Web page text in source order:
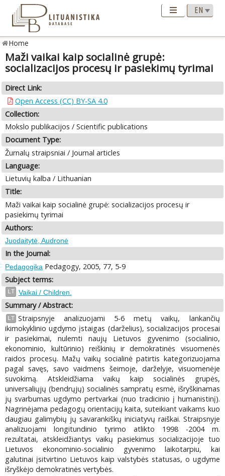
Home
Maži vaikai kaip socialinė grupė:
socializacijos procesų ir pasiekimų tyrimai
Direct Link:
Open Access (CC) BY-SA 4.0
Collection:
Mokslo publikacijos / Scientific publications
Document Type:
Žurnalų straipsniai / Journal articles
Language:
Lietuvių kalba / Lithuanian
Title:
Maži vaikai kaip socialinė grupė: socializacijos procesų ir
pasiekimų tyrimai
Authors:
Juodaitytė, Audronė
In the Journal:
Pedagogika Pedagogy, 2005, 77, 5-9
Subject terms:
LT Vaikai / Children.
Summary / Abstract:
LT Straipsnyje analizuojami 5-6 metų vaikų, lankančių
ikimokyklinio ugdymo įstaigas (darželius), socializacijos procesai
ir pasiekimai, nulemti naujų Lietuvos gyvenimo (socialinio,
ekonominio, kultūrinio) reiškinių ir demokratinės visuomenės
raidos procesų. Mažų vaikų socialinė patirtis kategorizuojama
pagal savęs, savo vaidmens šeimoje, darželyje, visuomenėje
suvokimą. Atskleidžiama vaikų kaip socialinės grupės,
universaliųjų (bendrųjų) socialinės sampratų esmė, išryškinamas
jų svarbumas ugdymo pertvarkai (nuo tradicinio į humanistinį).
Nagrinėjama pedagogų orientacijų kaita, suteikiant vaikams kuo
daugiau galimybių jų savarankiškų iniciatyvų raiškai. Straipsnyje
analizuojami longitundinio tyrimo atlikto 1998 -2004 m.
rezultatai, atskleidžiantys vaikų pasiekimus socializacijoje tuo
Lietuvos ekonominio-socialinio gyvenimo laikotarpiu, kai
galutinai įsitvirtino Lietuvos kaip valstybės statusas, o ugdyme
išryškėjo demokratinės vertybės.